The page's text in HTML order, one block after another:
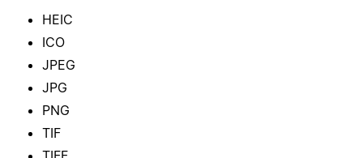
HEIC
ICO
JPEG
JPG
PNG
TIF